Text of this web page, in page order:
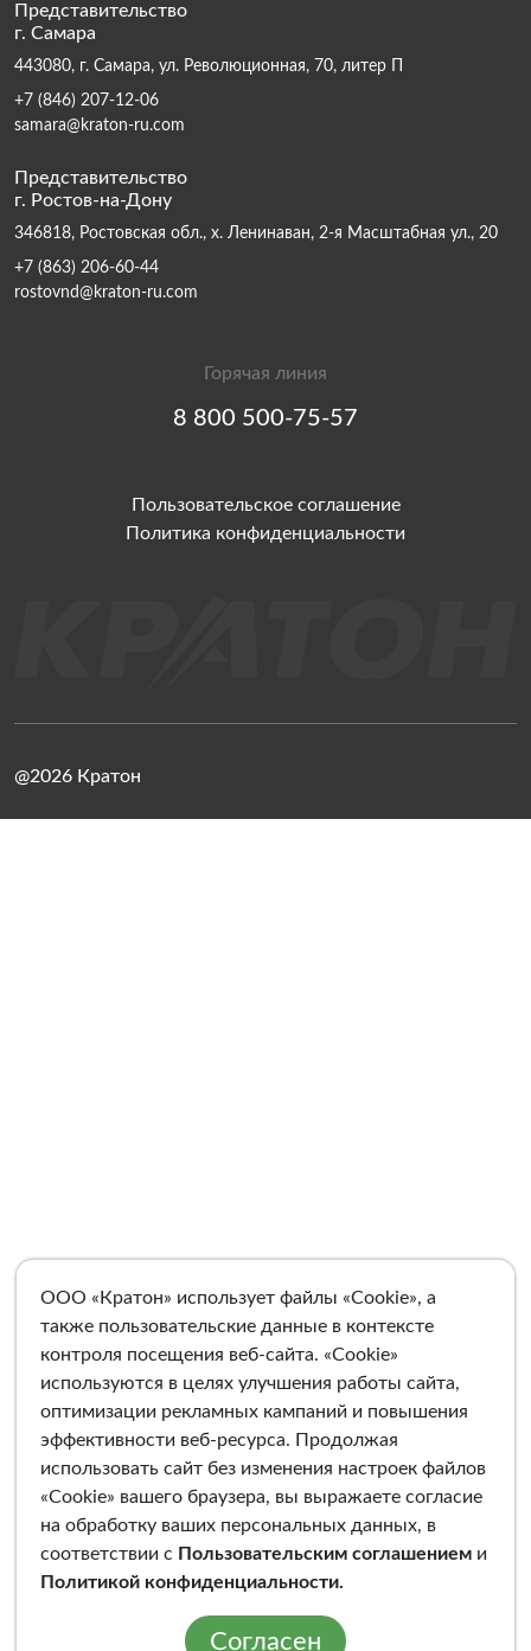
Представительство
г. Самара
443080, г. Самара, ул. Революционная, 70, литер П
+7 (846) 207-12-06
samara@kraton-ru.com
Представительство
г. Ростов-на-Дону
346818, Ростовская обл., х. Ленинаван, 2-я Масштабная ул., 20
+7 (863) 206-60-44
rostovnd@kraton-ru.com
Горячая линия
8 800 500-75-57
Пользовательское соглашение
Политика конфиденциальности
@2026 Кратон
ООО «Кратон» использует файлы «Cookie», а
также пользовательские данные в контексте
контроля посещения веб-сайта. «Cookie»
используются в целях улучшения работы сайта,
оптимизации рекламных кампаний и повышения
эффективности веб-ресурса. Продолжая
использовать сайт без изменения настроек файлов
«Cookie» вашего браузера, вы выражаете согласие
на обработку ваших персональных данных, в
соответствии с Пользовательским соглашением и
Политикой конфиденциальности.
Согласен